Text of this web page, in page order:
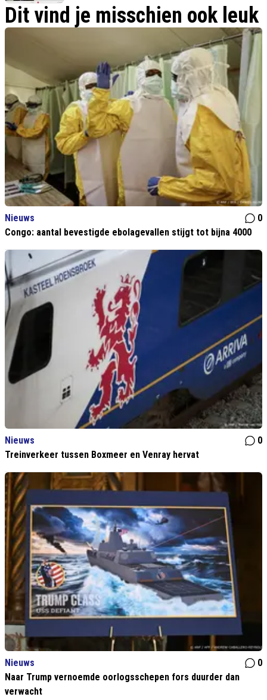
Dit vind je misschien ook leuk
Nieuws
0
Congo: aantal bevestigde ebolagevallen stijgt tot bijna 4000
Nieuws
0
Treinverkeer tussen Boxmeer en Venray hervat
Nieuws
0
Naar Trump vernoemde oorlogsschepen fors duurder dan
verwacht